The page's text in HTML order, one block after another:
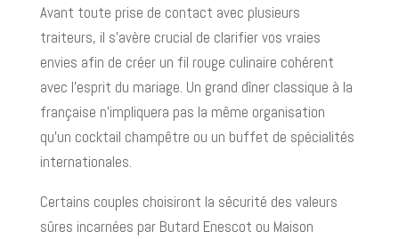
Avant toute prise de contact avec plusieurs
traiteurs, il s’avère crucial de clarifier vos vraies
envies afin de créer un fil rouge culinaire cohérent
avec l’esprit du mariage. Un grand dîner classique à la
française n’impliquera pas la même organisation
qu’un cocktail champêtre ou un buffet de spécialités
internationales.
Certains couples choisiront la sécurité des valeurs
sûres incarnées par Butard Enescot ou Maison